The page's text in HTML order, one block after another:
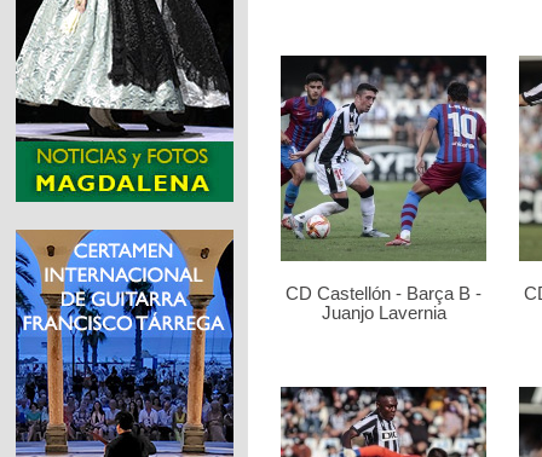
CD Castellón - Barça B -
Juanjo Lavernia